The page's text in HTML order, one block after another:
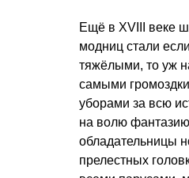
Ещё в XVIII веке
модниц стали
тяжёлыми, то уж
самыми
уборами за всю
на волю
обладательницы
прелестных